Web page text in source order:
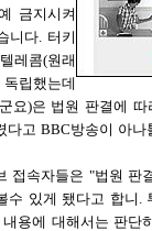
금지시켜
니다. 터키
레콤(원래
립했는데
요)은 법원 판결에
다고 BBC방송이 아나
접속자들은 "법원 판
수 있게 됐다고 합니.
용에 대해서는 판단